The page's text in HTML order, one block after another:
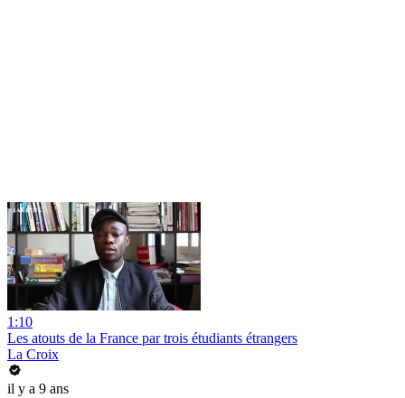
1:10
Les atouts de la France par trois étudiants étrangers
La Croix
il y a 9 ans